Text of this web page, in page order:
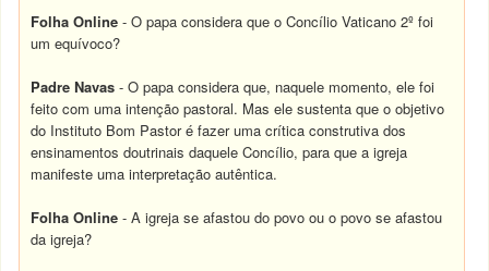
Folha Online - O papa considera que o Concílio Vaticano 2º foi
um equívoco?
Padre Navas - O papa considera que, naquele momento, ele foi
feito com uma intenção pastoral. Mas ele sustenta que o objetivo
do Instituto Bom Pastor é fazer uma crítica construtiva dos
ensinamentos doutrinais daquele Concílio, para que a igreja
manifeste uma interpretação autêntica.
Folha Online - A igreja se afastou do povo ou o povo se afastou
da igreja?